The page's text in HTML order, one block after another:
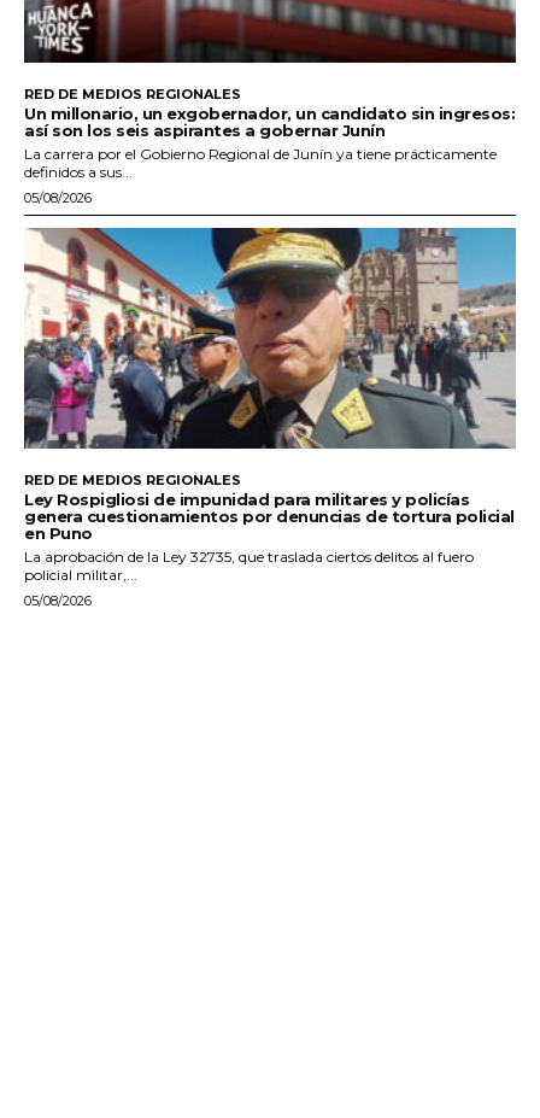
RED DE MEDIOS REGIONALES
Un millonario, un exgobernador, un candidato sin ingresos:
así son los seis aspirantes a gobernar Junín
La carrera por el Gobierno Regional de Junín ya tiene prácticamente
definidos a sus...
05/08/2026
RED DE MEDIOS REGIONALES
Ley Rospigliosi de impunidad para militares y policías
genera cuestionamientos por denuncias de tortura policial
en Puno
La aprobación de la Ley 32735, que traslada ciertos delitos al fuero
policial militar,...
05/08/2026